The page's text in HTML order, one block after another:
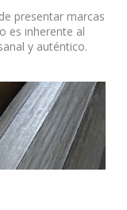
presentar marcas
es inherente al
y auténtico.